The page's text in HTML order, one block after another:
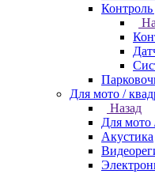
Для мото /
Назад
Для мото
Акустика